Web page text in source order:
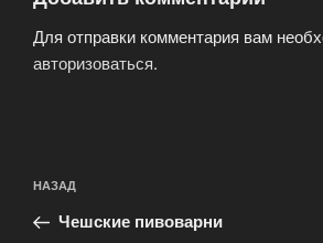
Для отправки комментария вам
авторизоваться.
по
записям
Предыдущая
запись:
НАЗАД
Чешские пивоварни